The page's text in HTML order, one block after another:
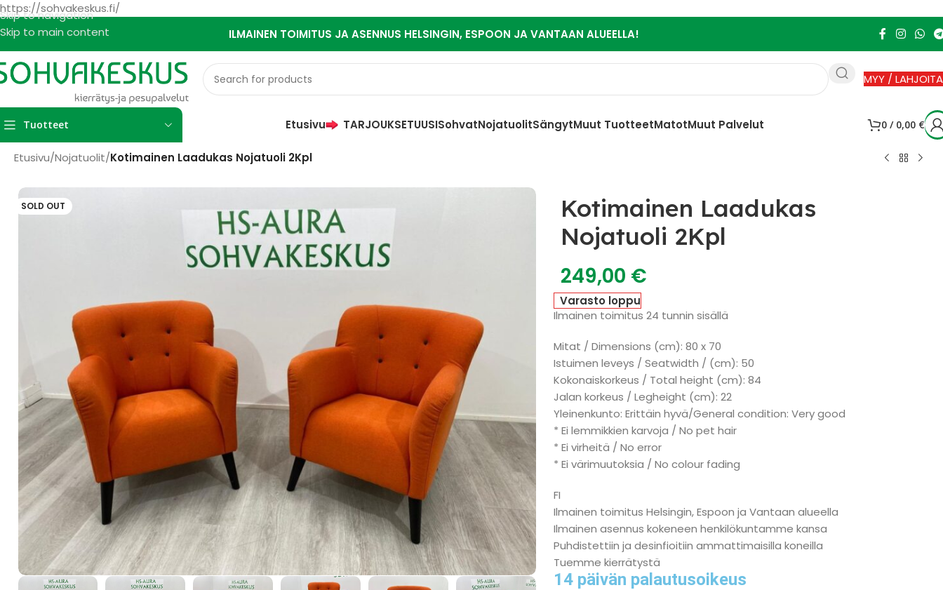
https://sohvakeskus.fi/
Skip to navigation
Skip to main content
ILMAINEN TOIMITUS JA ASENNUS HELSINGIN, ESPOON JA VANTAAN ALUEELLA!
MYY / LAHJOITA
Tuotteet Etusivu TARJOUKSETUUSISohvatNojatuolitSängytMuut TuotteetMatotMuut Palvelut 0 / 0,00 €
Etusivu/Nojatuolit/Kotimainen Laadukas Nojatuoli 2Kpl
SOLD OUT
Kotimainen Laadukas
Nojatuoli 2Kpl
249,00 €
Varasto loppu
Ilmainen toimitus 24 tunnin sisällä
Mitat / Dimensions (cm): 80 x 70
Istuimen leveys / Seatwidth / (cm): 50
Kokonaiskorkeus / Total height (cm): 84
Jalan korkeus / Legheight (cm): 22
Yleinenkunto: Erittäin hyvä/General condition: Very good
* Ei lemmikkien karvoja / No pet hair
* Ei virheitä / No error
* Ei värimuutoksia / No colour fading
FI
Ilmainen toimitus Helsingin, Espoon ja Vantaan alueella
Ilmainen asennus kokeneen henkilökuntamme kansa
Puhdistettiin ja desinfioitiin ammattimaisilla koneilla
Tuemme kierrätystä
14 päivän palautusoikeus